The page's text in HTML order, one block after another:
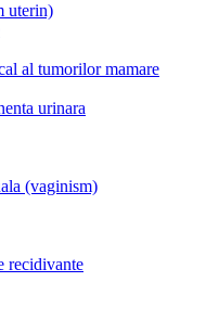
uterin)
al tumorilor mamare
urinara
(vaginism)
recidivante